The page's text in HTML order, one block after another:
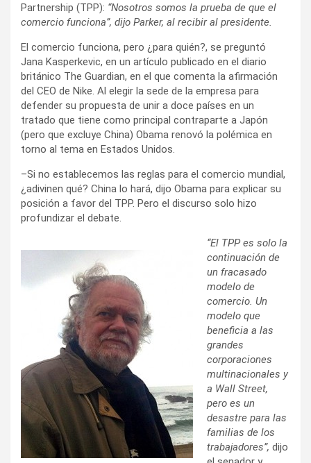
Partnership (TPP): “Nosotros somos la prueba de que el
comercio funciona”, dijo Parker, al recibir al presidente.
El comercio funciona, pero ¿para quién?, se preguntó
Jana Kasperkevic, en un artículo publicado en el diario
británico The Guardian, en el que comenta la afirmación
del CEO de Nike. Al elegir la sede de la empresa para
defender su propuesta de unir a doce países en un
tratado que tiene como principal contraparte a Japón
(pero que excluye China) Obama renovó la polémica en
torno al tema en Estados Unidos.
–Si no establecemos las reglas para el comercio mundial,
¿adivinen qué? China lo hará, dijo Obama para explicar su
posición a favor del TPP. Pero el discurso solo hizo
profundizar el debate.
“El TPP es solo la
continuación de
un fracasado
modelo de
comercio. Un
modelo que
beneficia a las
grandes
corporaciones
multinacionales y
a Wall Street,
pero es un
desastre para las
familias de los
trabajadores”, dijo